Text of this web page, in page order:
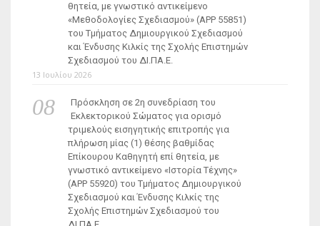
θητεία, με γνωστικό αντικείμενο
«Μεθοδολογίες Σχεδιασμού» (ΑΡΡ 55851)
του Τμήματος Δημιουργικού Σχεδιασμού
και Ένδυσης Κιλκίς της Σχολής Επιστημών
Σχεδιασμού του ΔΙ.ΠΑ.Ε.
13 Ιουλίου 2026
Πρόσκληση σε 2η συνεδρίαση του
Εκλεκτορικού Σώματος για ορισμό
τριμελούς εισηγητικής επιτροπής για
πλήρωση μίας (1) θέσης βαθμίδας
Επίκουρου Καθηγητή επί θητεία, με
γνωστικό αντικείμενο «Ιστορία Τέχνης»
(ΑΡΡ 55920) του Τμήματος Δημιουργικού
Σχεδιασμού και Ένδυσης Κιλκίς της
Σχολής Επιστημών Σχεδιασμού του